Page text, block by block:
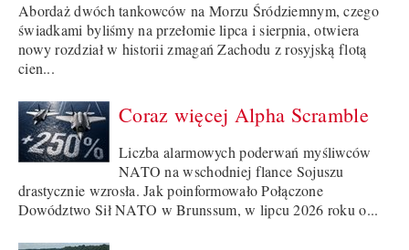
Abordaż dwóch tankowców na Morzu Śródziemnym, czego
świadkami byliśmy na przełomie lipca i sierpnia, otwiera
nowy rozdział w historii zmagań Zachodu z rosyjską flotą
cien...
Coraz więcej Alpha Scramble
Liczba alarmowych poderwań myśliwców
NATO na wschodniej flance Sojuszu
drastycznie wzrosła. Jak poinformowało Połączone
Dowództwo Sił NATO w Brunssum, w lipcu 2026 roku o...